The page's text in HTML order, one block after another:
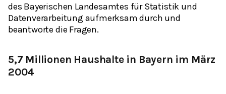
des Bayerischen Landesamtes für Statistik und
Datenverarbeitung aufmerksam durch und
beantworte die Fragen.
5,7 Millionen Haushalte in Bayern im März
2004